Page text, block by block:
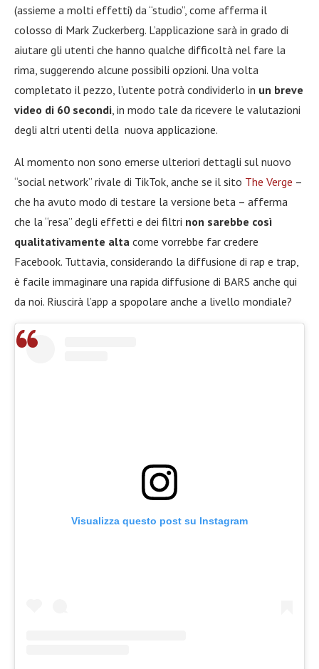
(assieme a molti effetti) da “studio”, come afferma il
colosso di Mark Zuckerberg. L’applicazione sarà in grado di
aiutare gli utenti che hanno qualche difficoltà nel fare la
rima, suggerendo alcune possibili opzioni. Una volta
completato il pezzo, l’utente potrà condividerlo in un breve
video di 60 secondi, in modo tale da ricevere le valutazioni
degli altri utenti della nuova applicazione.
Al momento non sono emerse ulteriori dettagli sul nuovo
“social network” rivale di TikTok, anche se il sito The Verge –
che ha avuto modo di testare la versione beta – afferma
che la “resa” degli effetti e dei filtri non sarebbe così
qualitativamente alta come vorrebbe far credere
Facebook. Tuttavia, considerando la diffusione di rap e trap,
è facile immaginare una rapida diffusione di BARS anche qui
da noi. Riuscirà l’app a spopolare anche a livello mondiale?
Visualizza questo post su Instagram